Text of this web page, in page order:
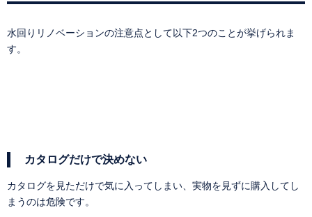
水回りリノベーションの注意点として以下2つのことが挙げられま
す。
カタログだけで決めない
カタログを見ただけで気に入ってしまい、実物を見ずに購入してし
まうのは危険です。